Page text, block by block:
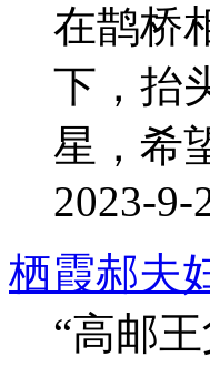
在鹊桥
下，抬
星，希
2023-9-
栖霞郝夫
“高邮